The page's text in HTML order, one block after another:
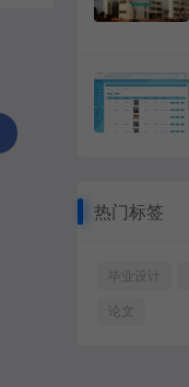
热门标签
毕业设计
论文